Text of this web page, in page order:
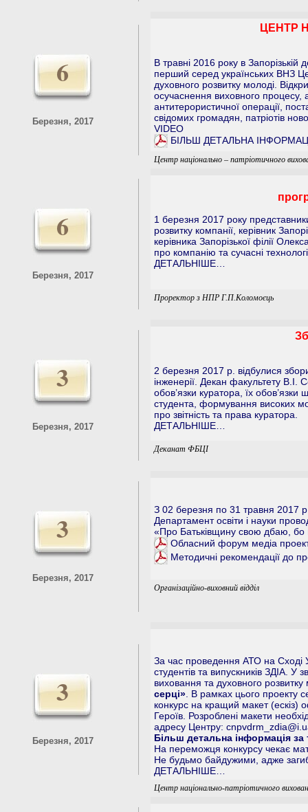
6
Березня, 2017
ЦЕНТР
В травні 2016 року в Запорізькій
перший серед українських ВНЗ
духовного розвитку молоді.
осучаснення виховного процесу,
антитерористичної операції,
свідомих громадян, патріотів
VIDEO
БІЛЬШ ДЕТАЛЬНА
Центр національно – патріотичного
6
Березня, 2017
1 березня 2017 року
розвитку компанії, керівник
керівника Запорізької філії
про компанію та сучасні
ДЕТАЛЬНІШЕ…
Проректор з НПР Г.П.Коломоєць
3
Березня, 2017
2 березня 2017 р. відбулися
інженерії. Декан факультету В.І.
обов’язки куратора, їх обов’язки
студента, формування високих
про звітність та права куратора.
ДЕТАЛЬНІШЕ…
Деканат ФБЦІ
3
Березня, 2017
З 02 березня по 31 травня 2017
Департамент освіти і науки
«Про Батьківщину свою дбаю, бо
Обласний форум медіа
Методичні рекомендації до
Організаційно-виховний відділ
3
Березня, 2017
За час проведення АТО на Сході
студентів та випускників ЗДІА. У
виховання та духовного
серці» . В рамках цього проекту
конкурс на кращий макет (ескіз)
Героїв. Розроблені макети
адресу Центру:
Більш детальна інформація за
На переможця конкурсу чекає
Не будьмо байдужими, адже
ДЕТАЛЬНІШЕ…
Центр національно-патріотичного